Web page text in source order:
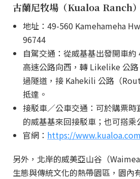
古蘭尼牧場（Kualoa Ranch）
地址：49-560 Kamehameha
96744
自駕交通：從威基基出發開車約
高速公路向西，轉 Likelike 公
過隧道，接 Kahekili 公路（
抵達。
接駁車／公車交通：可於購票時
的威基基來回接駁車；也可搭乘
官網： https://www.kualoa.com
另外，北岸的威美亞山谷（
生態與傳統文化的熱帶園區，園內